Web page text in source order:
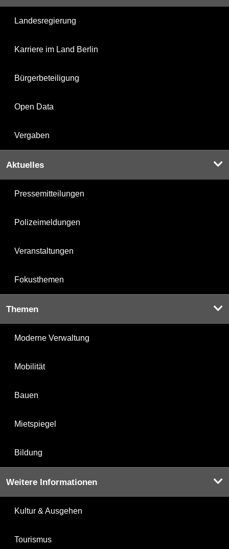
Landesregierung
Karriere im Land Berlin
Bürgerbeteiligung
Open Data
Vergaben
Aktuelles
Pressemitteilungen
Polizeimeldungen
Veranstaltungen
Fokusthemen
Themen
Moderne Verwaltung
Mobilität
Bauen
Mietspiegel
Bildung
Weitere Informationen
Kultur & Ausgehen
Tourismus